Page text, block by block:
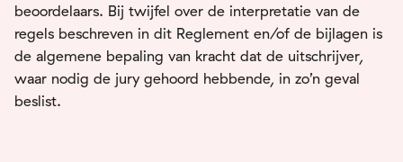
beoordelaars. Bij twijfel over de interpretatie van de
regels beschreven in dit Reglement en/of de bijlagen is
de algemene bepaling van kracht dat de uitschrijver,
waar nodig de jury gehoord hebbende, in zo’n geval
beslist.